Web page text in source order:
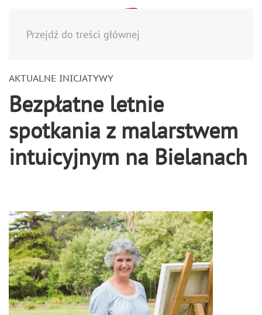
Przejdź do treści głównej
AKTUALNE INICJATYWY
Bezpłatne letnie
spotkania z malarstwem
intuicyjnym na Bielanach